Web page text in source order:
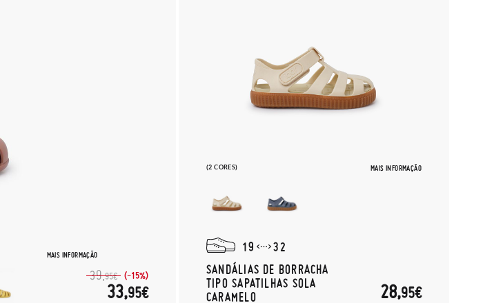
MAIS INFORMAÇÃO
39,95€ (-15%)
33,95€
(2 CORES) MAIS INFORMAÇÃO
19
32
SANDÁLIAS DE BORRACHA
TIPO SAPATILHAS SOLA
CARAMELO
28,95€